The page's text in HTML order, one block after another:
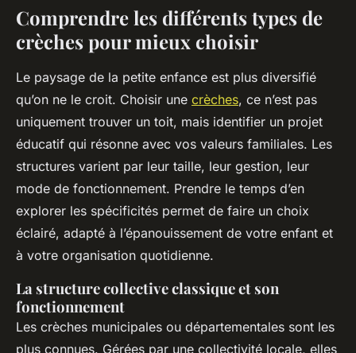
Comprendre les différents types de
crèches pour mieux choisir
Le paysage de la petite enfance est plus diversifié
qu’on ne le croit. Choisir une crèches, ce n’est pas
uniquement trouver un toit, mais identifier un projet
éducatif qui résonne avec vos valeurs familiales. Les
structures varient par leur taille, leur gestion, leur
mode de fonctionnement. Prendre le temps d’en
explorer les spécificités permet de faire un choix
éclairé, adapté à l’épanouissement de votre enfant et
à votre organisation quotidienne.
La structure collective classique et son
fonctionnement
Les crèches municipales ou départementales sont les
plus connues. Gérées par une collectivité locale, elles